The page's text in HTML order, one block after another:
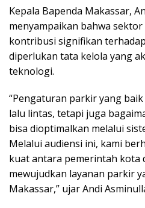
Kepala Bapenda Makassar,
menyampaikan bahwa
kontribusi signifikan
diperlukan tata kelola yang
teknologi.
“Pengaturan parkir yang
lalu lintas, tetapi juga
bisa dioptimalkan melalui
Melalui audiensi ini, kami
kuat antara pemerintah kota
mewujudkan layanan parkir
Makassar,” ujar Andi